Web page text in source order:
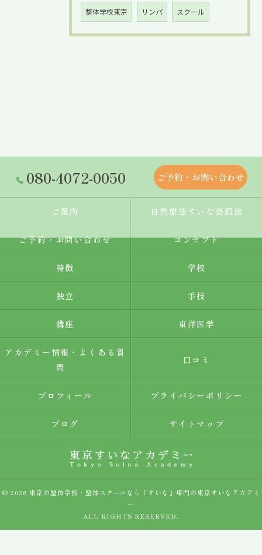
整体学校東京 リンパ スクール
080-4072-0050 ご予約・お問い合わせ
ご案内 自然療法すいな美顔法
ご予約・お問い合わせ コンセプト
特徴 学校
独立 手技
講座 東洋医学
アカデミー情報・よくある質
問
口コミ
プロフィール プライバシーポリシー
ブログ サイトマップ
© 2026 東京の整体学校・整体スクールなら「すいな」専門の東京すいなアカデミ
ー
ALL RIGHTS RESERVED.